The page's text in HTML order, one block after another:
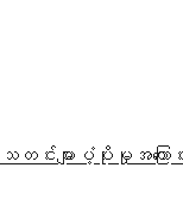
သတင်းများ ပံ့ပိုးမှု အကြော